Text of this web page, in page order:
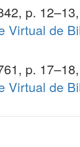
p.
Virtual de
p.
Virtual de